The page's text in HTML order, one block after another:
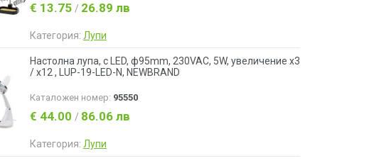
€ 13.75 / 26.89 лв
Категория: Лупи
Настолна лупа, с LED, ф95mm, 230VAC, 5W, увеличение x3
/ x12 , LUP-19-LED-N, NEWBRAND
Каталожен номер: 95550
€ 44.00 / 86.06 лв
Категория: Лупи